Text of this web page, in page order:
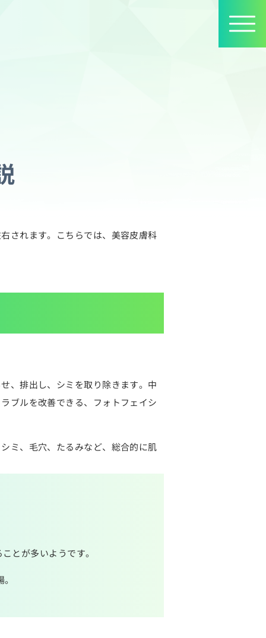
されます。こちらでは、美容皮膚科
、排出し、シミを取り除きます。中
ブルを改善できる、フォトフェイシ
ミ、毛穴、たるみなど、総合的に肌
とが多いようです。